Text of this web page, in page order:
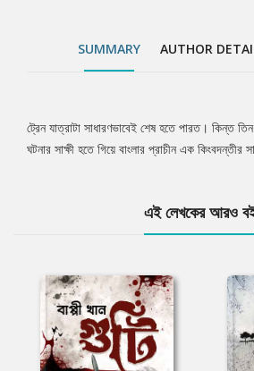
SUMMARY AUTHOR
Tab
ট্রেন যাত্রাটা সাধারণভাবেই শেষ হতে পারত। কিন্ত
ঘটনার সাক্ষী হতে গিয়ে বাংলার প্রাচীন এক কিংবদন্তীর
এই লেখকের আরও